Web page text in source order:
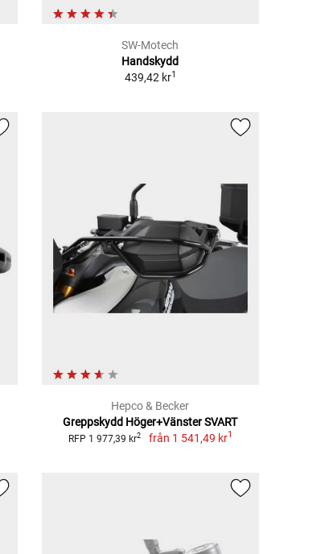
SW-Motech
Handskydd
439,42 kr1
Hepco & Becker
Greppskydd Höger+Vänster SVART
RFP 1 977,39 kr2 från 1 541,49 kr1